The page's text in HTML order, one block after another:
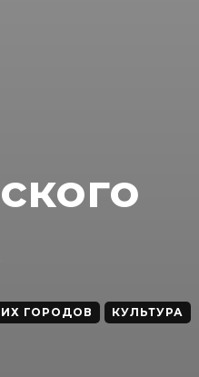
ГОРОДОВ КУЛЬТУРА